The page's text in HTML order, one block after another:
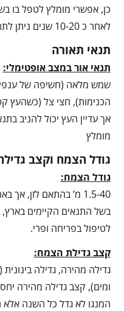
כן, אפשרי מומלץ לטפל בו
לאחר כ 10-20 שנים ניתן לתת לעץ לגדול לבד בלי טיפול מיוחד
תנאי תאורה
תנאי אור במצב אופטימלי:
שמש מלאה (חשיפה של
הכנימות), חצי צל (כשהעץ
אך עדיין העץ יכול להניב
מומלץ
גודל הצמח וקצב
גודל הצמח:
1.5-40 מ’ בהתאם לזן,
בשל התנאים הקיימים
לטיפול בפריחה ופרי.
קצב גדילת הצמח:
גדילה מהירה, גדילה
ומים), קצב גדילה מהירה
המנגו לא גדל כל השנה